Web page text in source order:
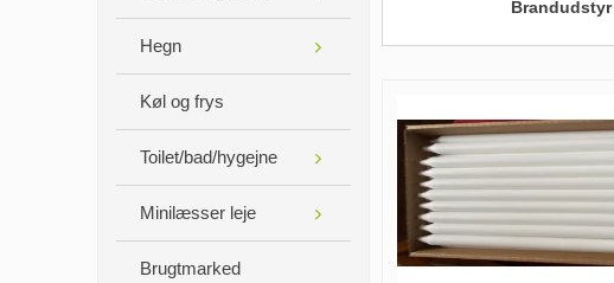
Hegn
Køl og frys
Toilet/bad/hygejne
Minilæsser leje
Brugtmarked
Brandudstyr